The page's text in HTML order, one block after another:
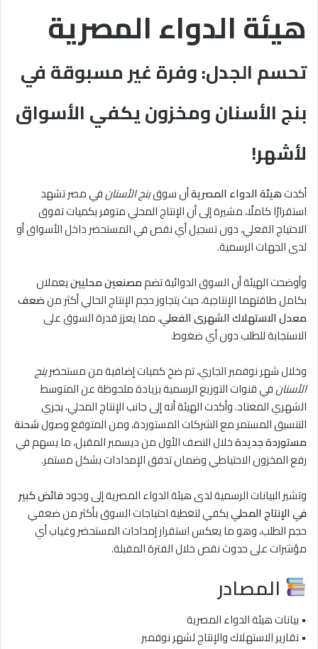
هيئة الدواء المصرية
تحسم الجدل: وفرة غير مسبوقة في
بنج الأسنان ومخزون يكفي الأسواق
لأشهر!
أكدتهيئة الدواء المصريةأن سوقبنج الأسنانفي مصر تشهد
استقرارًا كاملًا، مشيرة إلى أن الإنتاج المحلي متوفر بكميات تفوق
الاحتياج الفعلي، دون تسجيل أي نقص في المستحضر داخل الأسواق أو
لدى الجهات الرسمية.
وأوضحت الهيئة أن السوق الدوائية تضممصنعين محليينيعملان
بكامل طاقتهما الإنتاجية، حيث يتجاوز حجم الإنتاج الحالي أكثر منضعف
معدل الاستهلاك الشهرى الفعلي، مما يعزز قدرة السوق على
الاستجابة للطلب دون أي ضغوط.
وخلال شهر نوفمبر الجاري، تم ضخ كميات إضافية من مستحضربنج
الأسنانفي قنوات التوزيع الرسمية بزيادة ملحوظة عن المتوسط
الشهري المعتاد. وأكدت الهيئة أنه إلى جانب الإنتاج المحلي، يجري
التنسيق المستمر مع الشركات المستوردة، ومن المتوقع وصولشحنة
مستوردة جديدةخلال النصف الأول من ديسمبر المقبل، ما يسهم في
رفع المخزون الاحتياطي وضمان تدفق الإمدادات بشكل مستمر.
وتشير البيانات الرسمية لدى هيئة الدواء المصرية إلى وجودفائض كبير
في الإنتاج المحلييكفي لتغطية احتياجات السوق بأكثر من ضعفي
حجم الطلب، وهو ما يعكس استقرار إمدادات المستحضر وغياب أي
مؤشرات على حدوث نقص خلال الفترة المقبلة.
المصادر
• بيانات هيئة الدواء المصرية
• تقارير الاستهلاك والإنتاج لشهر نوفمبر